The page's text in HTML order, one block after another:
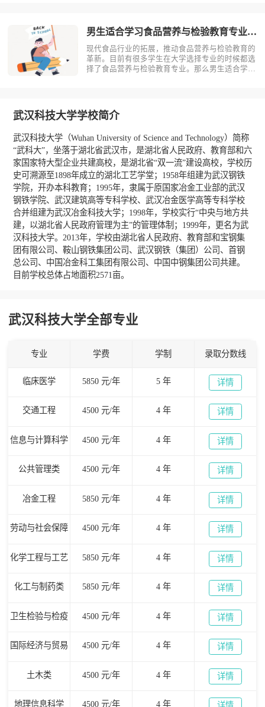
男生适合学习食品营养与检验教育专业吗？
现代食品行业的拓展，推动食品营养与检验教育的
革新。目前有很多学生在大学选择专业的时候都选
择了食品营养与检验教育专业。那么男生适合学习
什么？食品营养与检验教育主要研究食品科?
武汉科技大学学校简介
武汉科技大学（Wuhan University of Science and Technology）简称
“武科大”，坐落于湖北省武汉市，是湖北省人民政府、教育部和六
家国家特大型企业共建高校，是湖北省“双一流”建设高校，学校历
史可溯源至1898年成立的湖北工艺学堂；1958年组建为武汉钢铁
学院，开办本科教育；1995年，隶属于原国家冶金工业部的武汉
钢铁学院、武汉建筑高等专科学校、武汉冶金医学高等专科学校
合并组建为武汉冶金科技大学；1998年，学校实行“中央与地方共
建，以湖北省人民政府管理为主”的管理体制；1999年，更名为武
汉科技大学。2013年，学校由湖北省人民政府、教育部和宝钢集
团有限公司、鞍山钢铁集团公司、武汉钢铁（集团）公司、首钢
总公司、中国冶金科工集团有限公司、中国中钢集团公司共建。
目前学校总体占地面积2571亩。
武汉科技大学全部专业
专业 学费 学制 录取分数线
临床医学 5850 元/年 5 年 详情
交通工程 4500 元/年 4 年 详情
信息与计算科学 4500 元/年 4 年 详情
公共管理类 4500 元/年 4 年 详情
冶金工程 5850 元/年 4 年 详情
劳动与社会保障 4500 元/年 4 年 详情
化学工程与工艺 5850 元/年 4 年 详情
化工与制药类 5850 元/年 4 年 详情
卫生检验与检疫 4500 元/年 4 年 详情
国际经济与贸易 4500 元/年 4 年 详情
土木类 4500 元/年 4 年 详情
地理信息科学 4500 元/年 4 年